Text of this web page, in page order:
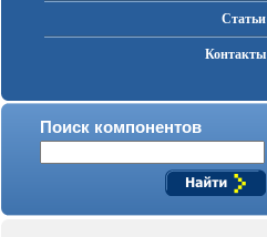
Статьи
Контакты
Поиск компонентов